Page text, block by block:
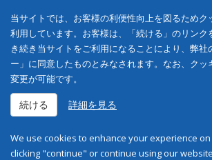
当サイトでは、お客様の利便性向上を図るため
利用しています。お客様は、「続ける」のリンク
き続き当サイトをご利用になることにより、弊社
ー」に同意したものとみなされます。なお、クッ
変更が可能です。
続ける 詳細を見る
We use cookies to enhance your experience
clicking "continue" or continue using our